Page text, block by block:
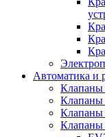
Автоматика и
Клапаны
Клапаны
Клапаны
Клапаны